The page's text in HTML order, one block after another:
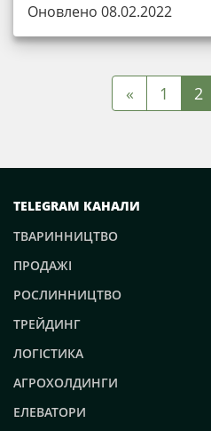
Оновлено 08.02.2022
« 1 2
TELEGRAM КАНАЛИ
ТВАРИННИЦТВО
ПРОДАЖІ
РОСЛИННИЦТВО
ТРЕЙДИНГ
ЛОГІСТИКА
АГРОХОЛДИНГИ
ЕЛЕВАТОРИ